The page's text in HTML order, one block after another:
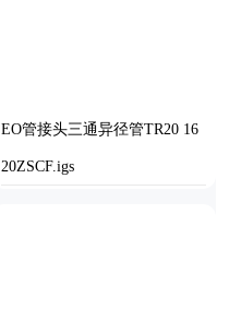
EO管接头三通异径管TR20 16
20ZSCF.igs